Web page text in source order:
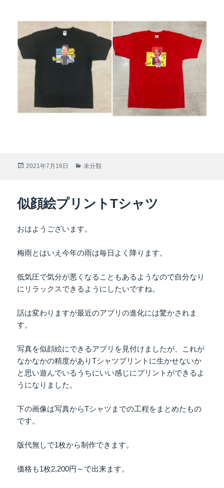
投
2021年7月16日
カ
ー
未分類
似顔絵プリントTシャツ
おはようございます。
梅雨とはいえ今年の雨は毎日よく降ります。
低気圧で気分が悪くなることもあるようなので自分なり
にリラックスできるようにしたいですね。
話は変わりますが最近のアプリの進化には驚かされま
す。
写真を似顔絵にできるアプリを見付けましたが、これが
なかなかの精度がありTシャツプリントに生かせないか
と思い遊んでいるうちにいい感じにプリントができるよ
うになりました。
下の画像は写真からTシャツまでの工程をまとめたもの
です。
版代無しで1枚から制作できます。
価格も1枚2,200円～で出来ます。